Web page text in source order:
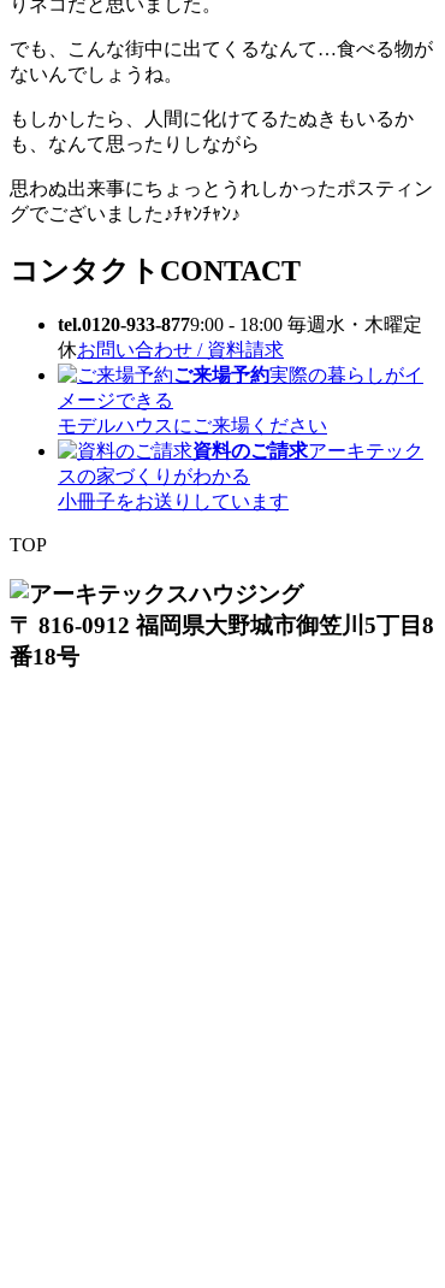
でも、こんな街中に出てくるなんて…食べる物が
ないんでしょうね。
もしかしたら、人間に化けてるたぬきもいるか
も、なんて思ったりしながら
思わぬ出来事にちょっとうれしかったポスティン
グでございました♪ﾁｬﾝﾁｬﾝ♪
コンタクト CONTACT
tel.0120-933-8779:00 - 18:00 毎週水・木曜定
休お問い合わせ / 資料請求
ご来場予約実際の暮らしがイ
メージできる
モデルハウスにご来場ください
資料のご請求アーキテック
スの家づくりがわかる
小冊子をお送りしています
TOP
〒 816-0912 福岡県大野城市御笠川5丁目8
番18号